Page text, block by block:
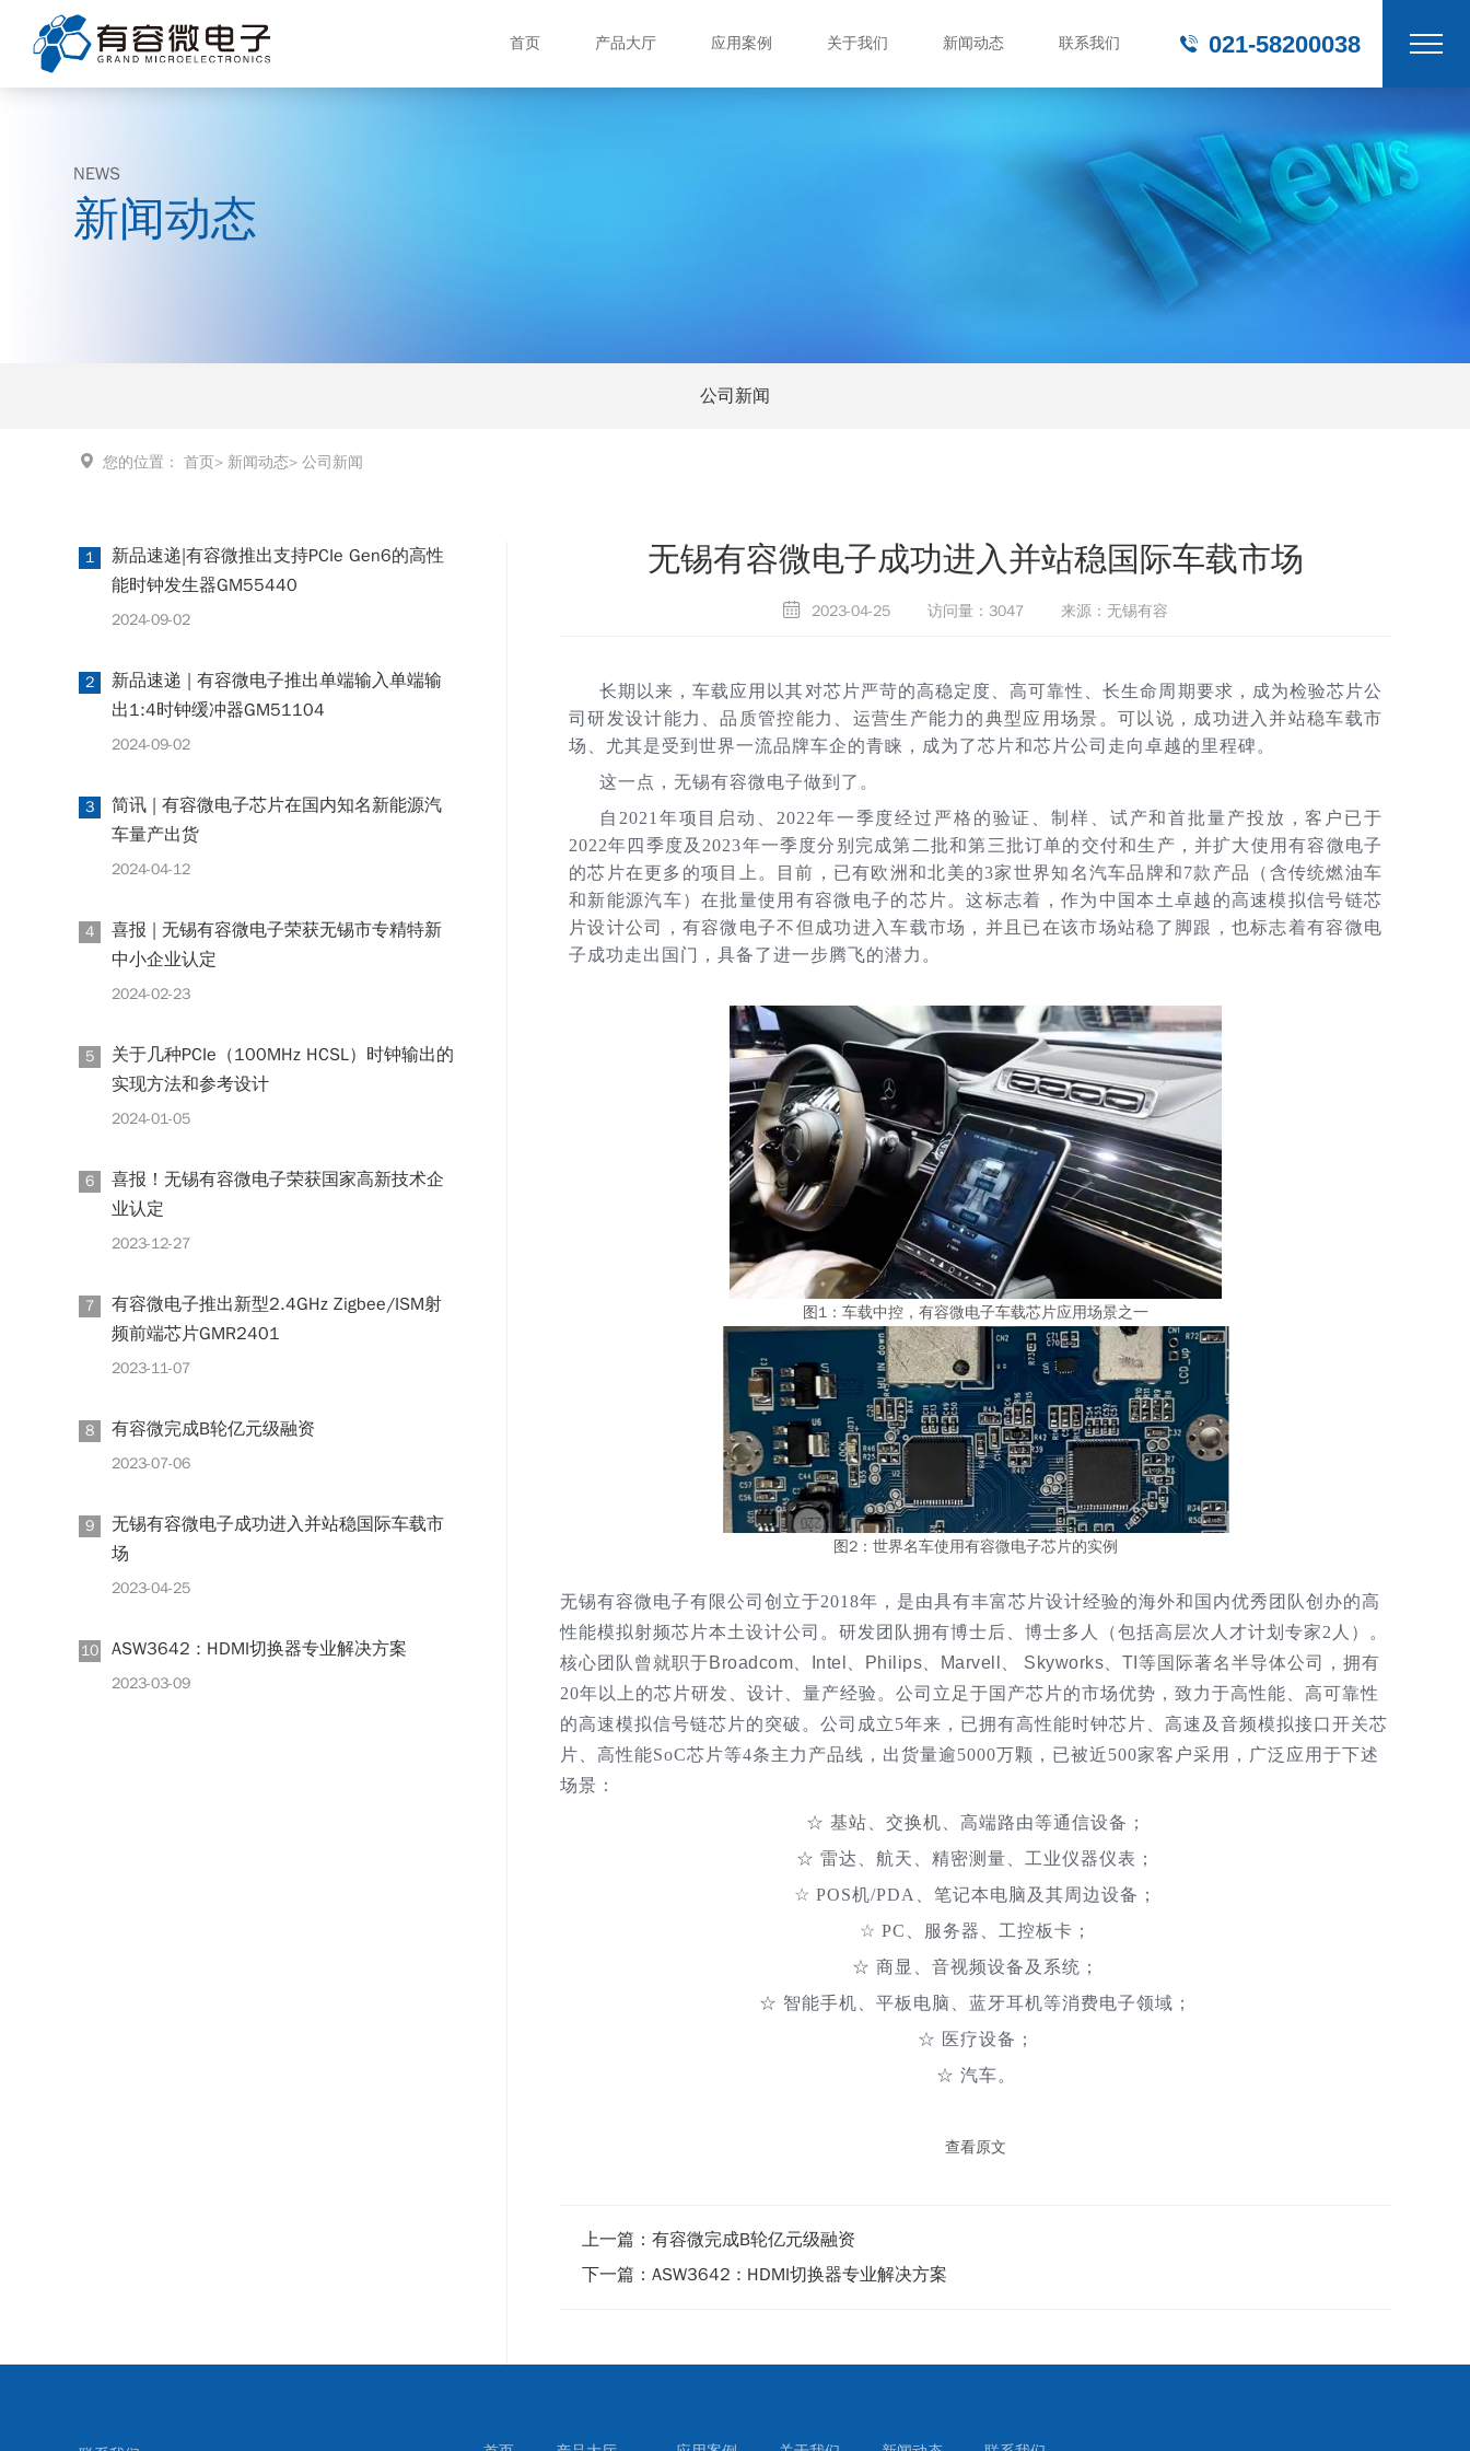
首页 产品大厅 应用案例 关于我们 新闻动态 联系我们 021-58200038
NEWS
新闻动态
公司新闻
您的位置： 首页> 新闻动态> 公司新闻
1
新品速递|有容微推出支持PCIe Gen6的高性
能时钟发生器GM55440
2024-09-02
2
新品速递 | 有容微电子推出单端输入单端输
出1:4时钟缓冲器GM51104
2024-09-02
3
简讯 | 有容微电子芯片在国内知名新能源汽
车量产出货
2024-04-12
4
喜报 | 无锡有容微电子荣获无锡市专精特新
中小企业认定
2024-02-23
5
关于几种PCIe（100MHz HCSL）时钟输出的
实现方法和参考设计
2024-01-05
6
喜报！无锡有容微电子荣获国家高新技术企
业认定
2023-12-27
7
有容微电子推出新型2.4GHz Zigbee/ISM射
频前端芯片GMR2401
2023-11-07
8 有容微完成B轮亿元级融资
2023-07-06
9
无锡有容微电子成功进入并站稳国际车载市
场
2023-04-25
10 ASW3642 : HDMI切换器专业解决方案
2023-03-09
无锡有容微电子成功进入并站稳国际车载市场
2023-04-25 访问量：3047 来源：无锡有容
长期以来，车载应用以其对芯片严苛的高稳定度、高可靠性、长生命周期要求，成为检验芯片公
司研发设计能力、品质管控能力、运营生产能力的典型应用场景。可以说，成功进入并站稳车载市
场、尤其是受到世界一流品牌车企的青睐，成为了芯片和芯片公司走向卓越的里程碑。
这一点，无锡有容微电子做到了。
自2021年项目启动、2022年一季度经过严格的验证、制样、试产和首批量产投放，客户已于
2022年四季度及2023年一季度分别完成第二批和第三批订单的交付和生产，并扩大使用有容微电子
的芯片在更多的项目上。目前，已有欧洲和北美的3家世界知名汽车品牌和7款产品（含传统燃油车
和新能源汽车）在批量使用有容微电子的芯片。这标志着，作为中国本土卓越的高速模拟信号链芯
片设计公司，有容微电子不但成功进入车载市场，并且已在该市场站稳了脚跟，也标志着有容微电
子成功走出国门，具备了进一步腾飞的潜力。
图1：车载中控，有容微电子车载芯片应用场景之一
图2：世界名车使用有容微电子芯片的实例
无锡有容微电子有限公司创立于2018年，是由具有丰富芯片设计经验的海外和国内优秀团队创办的高
性能模拟射频芯片本土设计公司。研发团队拥有博士后、博士多人（包括高层次人才计划专家2人）。
核心团队曾就职于Broadcom、Intel、Philips、Marvell、 Skyworks、TI 等国际著名半导体公司，拥有
20年以上的芯片研发、设计、量产经验。公司立足于国产芯片的市场优势，致力于高性能、高可靠性
的高速模拟信号链芯片的突破。公司成立5年来，已拥有高性能时钟芯片、高速及音频模拟接口开关芯
片、高性能SoC芯片等4条主力产品线，出货量逾5000万颗，已被近500家客户采用，广泛应用于下述
场景：
☆ 基站、交换机、高端路由等通信设备；
☆ 雷达、航天、精密测量、工业仪器仪表；
☆ POS机/PDA、笔记本电脑及其周边设备；
☆ PC、服务器、工控板卡；
☆ 商显、音视频设备及系统；
☆ 智能手机、平板电脑、蓝牙耳机等消费电子领域；
☆ 医疗设备；
☆ 汽车。
查看原文
上一篇： 有容微完成B轮亿元级融资
下一篇： ASW3642 : HDMI切换器专业解决方案